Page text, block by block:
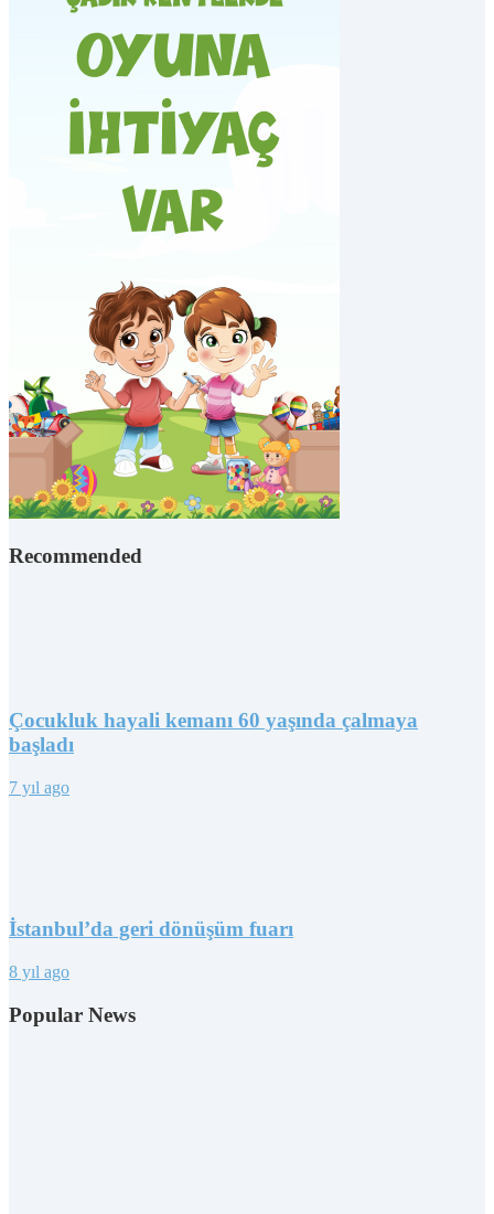
Recommended
Çocukluk hayali kemanı 60 yaşında çalmaya
başladı
7 yıl ago
İstanbul’da geri dönüşüm fuarı
8 yıl ago
Popular News